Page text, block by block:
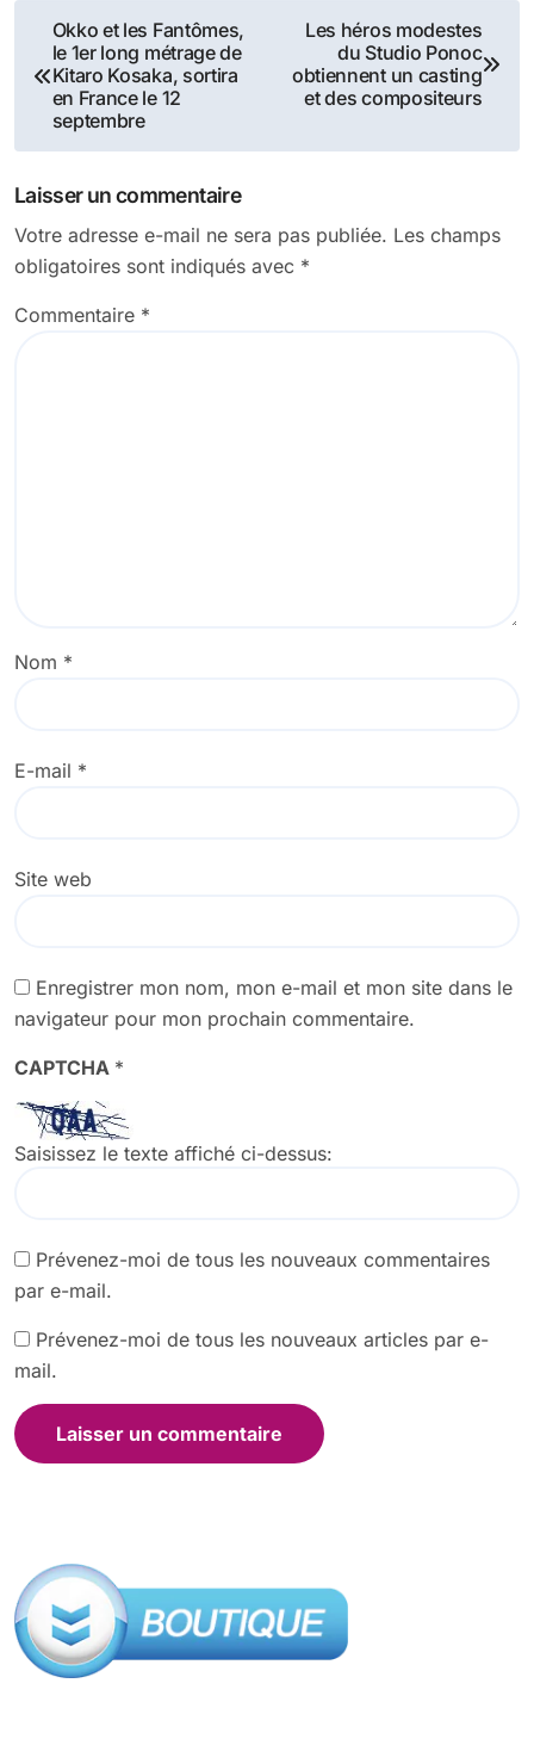
Navigation
de
l’article
Okko et les Fantômes,
le 1er long métrage de
Kitaro Kosaka, sortira
en France le 12
septembre
Les héros modestes
du Studio Ponoc
obtiennent un casting
et des compositeurs
Laisser un commentaire
Votre adresse e-mail ne sera pas publiée. Les champs
obligatoires sont indiqués avec *
Commentaire *
Nom *
E-mail *
Site web
Enregistrer mon nom, mon e-mail et mon site dans le
navigateur pour mon prochain commentaire.
CAPTCHA *
Saisissez le texte affiché ci-dessus:
Prévenez-moi de tous les nouveaux commentaires
par e-mail.
Prévenez-moi de tous les nouveaux articles par e-
mail.